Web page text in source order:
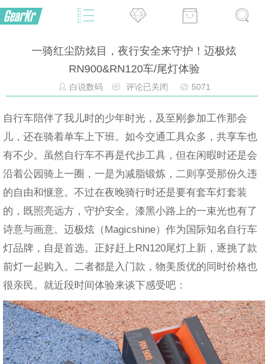
一骑红尘防炫目，夜行安全来守护！迈极炫
RN900&RN120车/尾灯体验
白说数码 评论已关闭 5071
自行车陪伴了我儿时的少年时光，及至刚参加工作那会
儿，还在骑着单车上下班。如今交通工具众多，共享车也
有不少。虽然自行车不再是代步工具，但在闲暇时还是会
沿着公园骑上一圈，一是为减脂锻炼，二则享受那份久违
的自由和惬意。不过在夜晚骑行时还是要有套车灯套装
的，既照亮远方，守护安全。漆黑小路上的一束光也有了
诗意与画意。迈极炫（Magicshine）作为国际知名自行车
灯品牌，自是首选。正好赶上RN120尾灯上新，逐挑了款
前灯一起购入。二者都是入门款，物美质优的同时价格也
很亲民。就近段时间体验来谈下感受吧：